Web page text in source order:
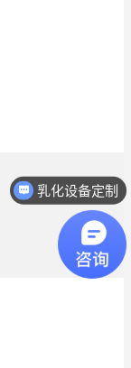
乳化设备定制